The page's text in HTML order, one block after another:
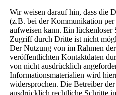
Wir weisen darauf hin, dass die
(z.B. bei der Kommunikation
aufweisen kann. Ein lückenloser
Zugriff durch Dritte ist nicht
Der Nutzung von im Rahmen
veröffentlichten Kontaktdaten
von nicht ausdrücklich
Informationsmaterialien wird
widersprochen. Die Betreiber
ausdrücklich rechtliche Schritte